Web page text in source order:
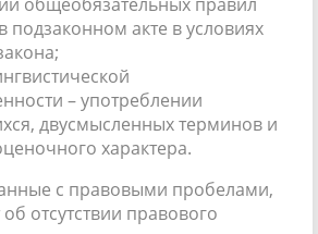
подзаконном акте в условиях
– употреблении
двусмысленных терминов и
характера.
с правовыми пробелами,
отсутствии правового